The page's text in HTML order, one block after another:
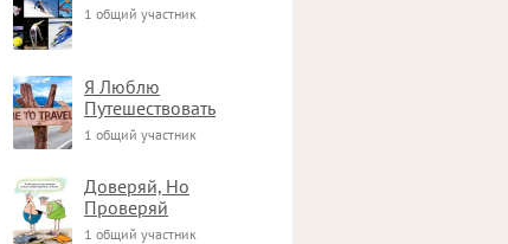
1 общий участник
Я Люблю
Путешествовать
1 общий участник
Доверяй, Но
Проверяй
1 общий участник